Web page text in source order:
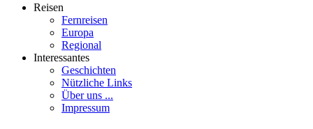
Reisen
Fernreisen
Europa
Regional
Interessantes
Geschichten
Nützliche Links
Über uns ...
Impressum